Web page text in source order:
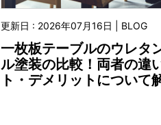
更新日 : 2026年07月16日 | BLOG
一枚板テーブルのウレタ
ル塗装の比較！両者の違
ト・デメリットについて